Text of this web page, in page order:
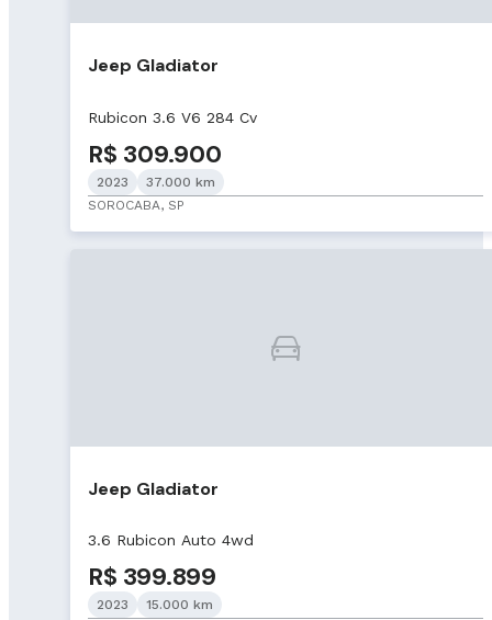
Jeep Gladiator
Rubicon 3.6 V6 284 Cv
R$ 309.900
2023
37.000 km
SOROCABA, SP
Jeep Gladiator
3.6 Rubicon Auto 4wd
R$ 399.899
2023 15.000 km